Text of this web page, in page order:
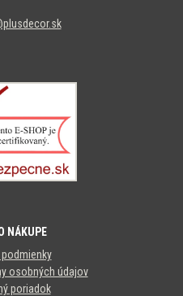
NÁKUPE
osobných údajov
poriadok